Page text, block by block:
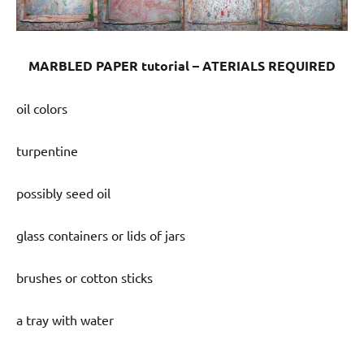
MARBLED PAPER tutorial – ATERIALS REQUIRED
oil colors
turpentine
possibly seed oil
glass containers or lids of jars
brushes or cotton sticks
a tray with water